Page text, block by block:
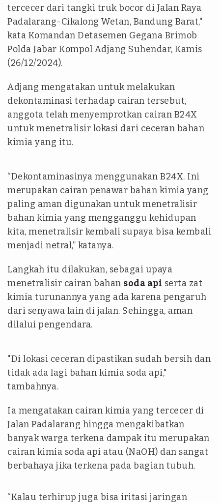
tercecer dari tangki truk bocor di Jalan Raya
Padalarang-Cikalong Wetan, Bandung Barat,"
kata Komandan Detasemen Gegana Brimob
Polda Jabar Kompol Adjang Suhendar, Kamis
(26/12/2024).
Adjang mengatakan untuk melakukan
dekontaminasi terhadap cairan tersebut,
anggota telah menyemprotkan cairan B24X
untuk menetralisir lokasi dari ceceran bahan
kimia yang itu.
“Dekontaminasinya menggunakan B24X. Ini
merupakan cairan penawar bahan kimia yang
paling aman digunakan untuk menetralisir
bahan kimia yang mengganggu kehidupan
kita, menetralisir kembali supaya bisa kembali
menjadi netral,” katanya.
Langkah itu dilakukan, sebagai upaya
menetralisir cairan bahan soda api serta zat
kimia turunannya yang ada karena pengaruh
dari senyawa lain di jalan. Sehingga, aman
dilalui pengendara.
"Di lokasi ceceran dipastikan sudah bersih dan
tidak ada lagi bahan kimia soda api,"
tambahnya.
Ia mengatakan cairan kimia yang tercecer di
Jalan Padalarang hingga mengakibatkan
banyak warga terkena dampak itu merupakan
cairan kimia soda api atau (NaOH) dan sangat
berbahaya jika terkena pada bagian tubuh.
“Kalau terhirup juga bisa iritasi jaringan